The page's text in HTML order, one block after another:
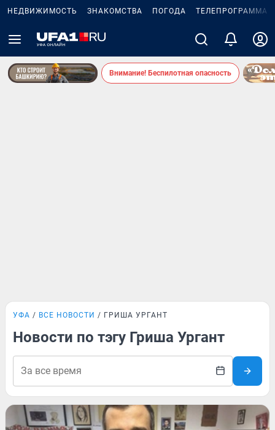
НЕДВИЖИМОСТЬ ЗНАКОМСТВА ПОГОДА ТЕЛЕПРОГРАММА
Внимание! Беспилотная опасность
УФА ВСЕ НОВОСТИ ГРИША УРГАНТ
Новости по тэгу Гриша Ургант